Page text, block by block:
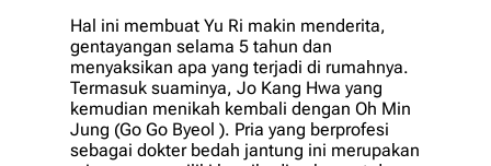
Hal ini membuat Yu Ri makin menderita,
gentayangan selama 5 tahun dan
menyaksikan apa yang terjadi di rumahnya.
Termasuk suaminya, Jo Kang Hwa yang
kemudian menikah kembali dengan Oh Min
Jung (Go Go Byeol ). Pria yang berprofesi
sebagai dokter bedah jantung ini merupakan